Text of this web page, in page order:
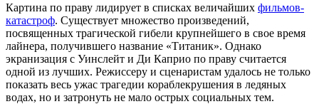
Картина по праву лидирует в списках величайших фильмов-
катастроф. Существует множество произведений,
посвященных трагической гибели крупнейшего в свое время
лайнера, получившего название «Титаник». Однако
экранизация с Уинслейт и Ди Каприо по праву считается
одной из лучших. Режиссеру и сценаристам удалось не только
показать весь ужас трагедии кораблекрушения в ледяных
водах, но и затронуть не мало острых социальных тем.